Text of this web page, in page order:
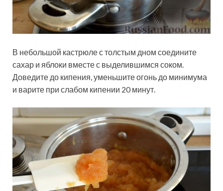
В небольшой кастрюле с толстым дном соедините
сахар и яблоки вместе с выделившимся соком.
Доведите до кипения, уменьшите огонь до минимума
и варите при слабом кипении 20 минут.